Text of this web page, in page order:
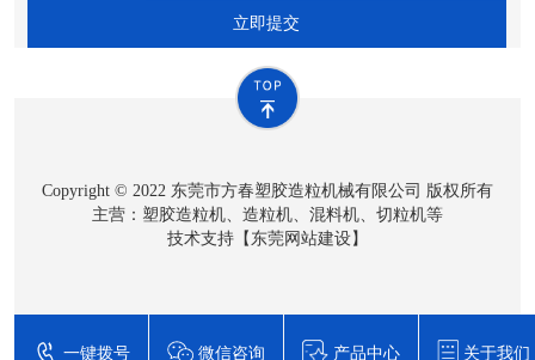
立即提交
Copyright © 2022 东莞市方春塑胶造粒机械有限公司 版权所有
主营：塑胶造粒机、造粒机、混料机、切粒机等
技术支持【东莞网站建设】
一键拨号 微信咨询 产品中心 关于我们